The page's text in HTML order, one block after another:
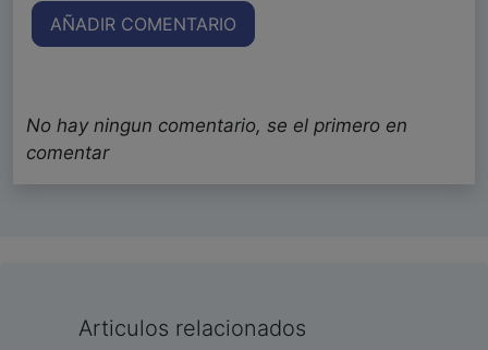
AÑADIR COMENTARIO
No hay ningun comentario, se el primero en
comentar
Articulos relacionados